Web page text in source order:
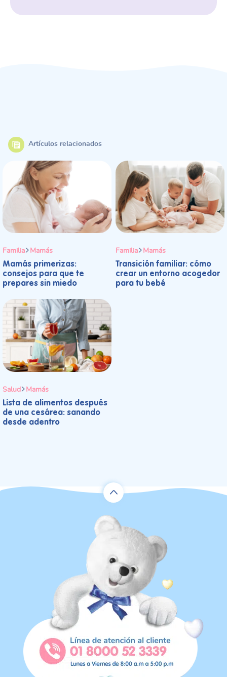
Artículos relacionados
Familia Mamás
Mamás primerizas:
consejos para que te
prepares sin miedo
Familia Mamás
Transición familiar: cómo
crear un entorno acogedor
para tu bebé
Salud Mamás
Lista de alimentos después
de una cesárea: sanando
desde adentro